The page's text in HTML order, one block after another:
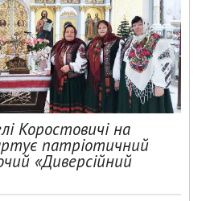
Коростовичі на
патріотичний
«Диверсійний